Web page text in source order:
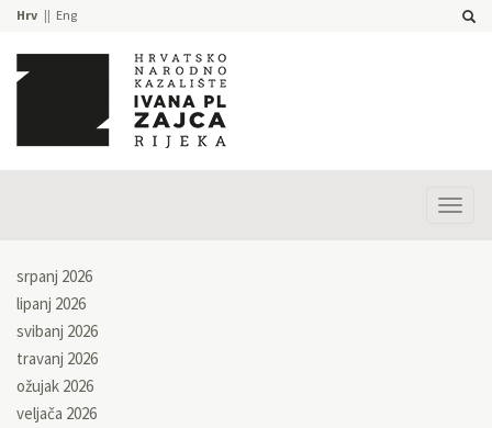
Hrv Eng
srpanj 2026
lipanj 2026
svibanj 2026
travanj 2026
ožujak 2026
veljača 2026